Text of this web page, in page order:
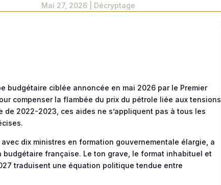
Mai 27, 2026 Décryptage
budgétaire ciblée annoncée en mai 2026 par le Premier
compenser la flambée du prix du pétrole liée aux tensions
2022-2023, ces aides ne s’appliquent pas à tous les
dix ministres en formation gouvernementale élargie, a
française. Le ton grave, le format inhabituel et
traduisent une équation politique tendue entre